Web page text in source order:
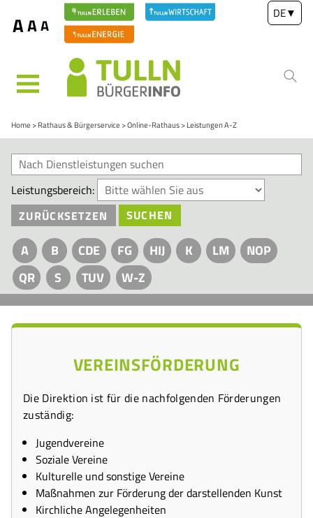
AAA
DE▼
MENÜ
Home Rathaus & Bürgerservice Online-Rathaus Leistungen A-Z
Leistungsbereich:
ZURÜCKSETZEN
SUCHEN
A B CDE FG HIJ K LM
NOP
QR
S TUV W-Z
VEREINSFÖRDERUNG
Die Direktion ist für die nachfolgenden Förderungen
zuständig:
Jugendvereine
Soziale Vereine
Kulturelle und sonstige Vereine
Maßnahmen zur Förderung der darstellenden Kunst
Kirchliche Angelegenheiten